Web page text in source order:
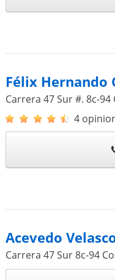
Félix Hernando
Carrera 47 Sur #. 8c-94
4
Acevedo
Carrera 47 Sur 8c-94